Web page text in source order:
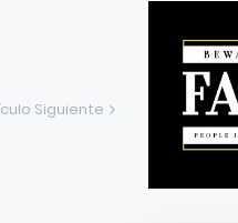
Siguiente